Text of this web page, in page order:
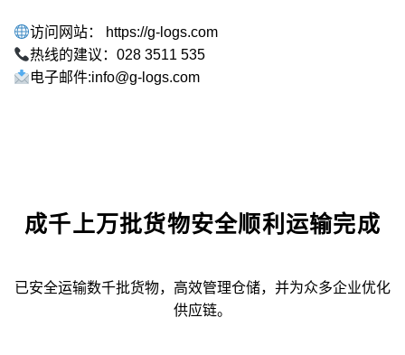
访问网站：
https://g-logs.com
热线的建议：028 3511 535
电子邮件:info@g-logs.com
成千上万批货物安全顺利运输完成
已安全运输数千批货物，高效管理仓储，并为众多企业优化
供应链。